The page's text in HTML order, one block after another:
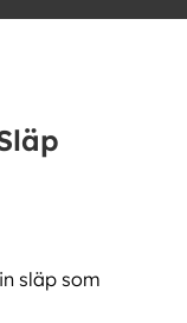
släp som